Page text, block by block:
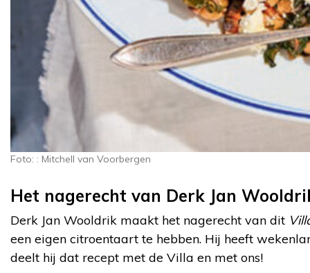
Foto: : Mitchell van Voorbergen
Het nagerecht van Derk Jan
Derk Jan Wooldrik maakt het nagerecht van dit
een eigen citroentaart te hebben. Hij heeft
deelt hij dat recept met de Villa en met ons!